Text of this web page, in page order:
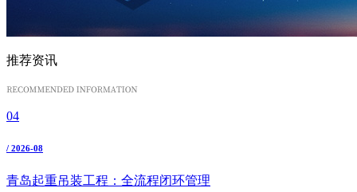
推荐资讯
04
/ 2026-08
青岛起重吊装工程：全流程闭环管理